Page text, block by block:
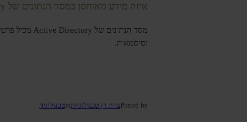
איזה מידע מאוחסן במסד הנתונים של Active Directory?
מסד הנתונים של Active Directory מכיל פרטים על
וסיסמאות.
Posted by צוות דן טכנולוגיותinטכנולוגיה